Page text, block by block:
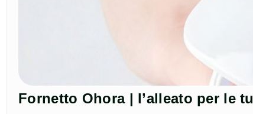
Fornetto Ohora | l’alleato per le